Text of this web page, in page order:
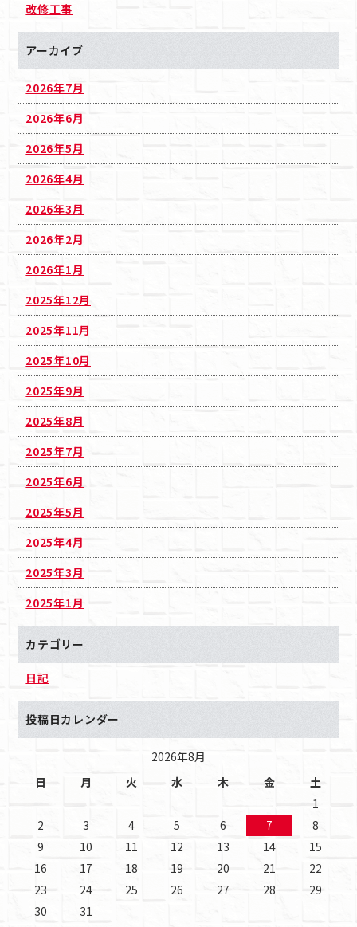
改修工事
アーカイブ
2026年7月
2026年6月
2026年5月
2026年4月
2026年3月
2026年2月
2026年1月
2025年12月
2025年11月
2025年10月
2025年9月
2025年8月
2025年7月
2025年6月
2025年5月
2025年4月
2025年3月
2025年1月
カテゴリー
日記
投稿日カレンダー
2026年8月
日
月 火 水 木 金 土
1
2
3 4 5 6 7
8
9
10 11 12 13 14
15
16
17 18 19 20 21
22
23
24 25 26 27 28
29
30
31